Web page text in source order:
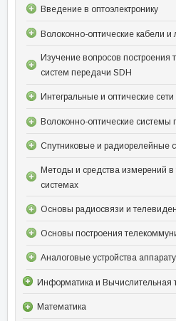
Введение в оптоэлектронику
Волоконно-оптические кабели и
Изучение вопросов построения
систем передачи SDH
Интегральные и оптические сети
Волоконно-оптические системы
Спутниковые и радиорелейные
Методы и средства измерений
системах
Основы радиосвязи и
Основы построения
Аналоговые устройства
Информатика и Вычислительная
Математика